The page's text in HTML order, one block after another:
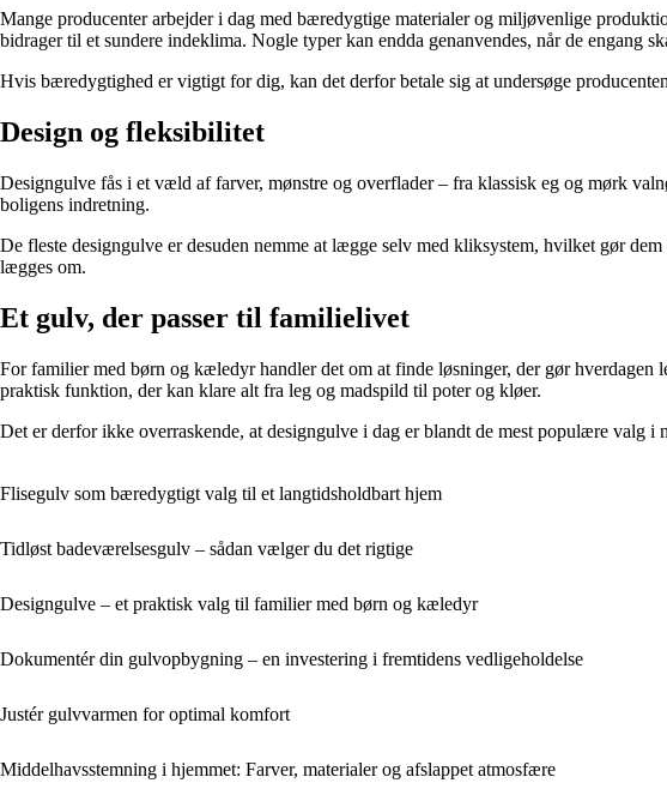
Mange producenter arbejder i dag med bæredygtige materialer og miljøvenlige
bidrager til et sundere indeklima. Nogle typer kan endda genanvendes, når de engang
Hvis bæredygtighed er vigtigt for dig, kan det derfor betale sig at undersøge
Design og fleksibilitet
Designgulve fås i et væld af farver, mønstre og overflader – fra klassisk eg og mørk
boligens indretning.
De fleste designgulve er desuden nemme at lægge selv med kliksystem, hvilket gør
lægges om.
Et gulv, der passer til familielivet
For familier med børn og kæledyr handler det om at finde løsninger, der gør
praktisk funktion, der kan klare alt fra leg og madspild til poter og kløer.
Det er derfor ikke overraskende, at designgulve i dag er blandt de mest populære
Flisegulv som bæredygtigt valg til et langtidsholdbart hjem
Tidløst badeværelsesgulv – sådan vælger du det rigtige
Designgulve – et praktisk valg til familier med børn og kæledyr
Dokumentér din gulvopbygning – en investering i fremtidens vedligeholdelse
Justér gulvvarmen for optimal komfort
Middelhavsstemning i hjemmet: Farver, materialer og afslappet atmosfære